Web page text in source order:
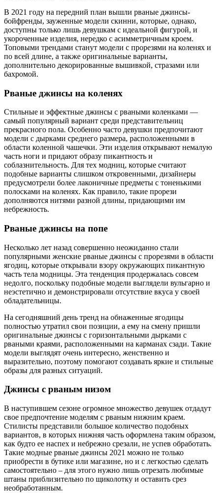
В 2021 году на передний план вышли рваные джинсы-
бойфренды, зауженные модели скинни, которые, однако,
доступны только лишь девушкам с идеальной фигурой, и
укороченные изделия, нередко с асимметричным кроем.
Топовыми трендами станут модели с прорезями на коленях и
по всей длине, а также оригинальные варианты,
дополнительно декорированные вышивкой, стразами или
бахромой.
Рваные джинсы на коленях
Стильные и эффектные джинсы с рваными коленками —
самый популярный вариант среди представительниц
прекрасного пола. Особенно часто девушки предпочитают
модели с дырками среднего размера, расположенными в
области коленной чашечки. Эти изделия открывают немалую
часть ноги и придают образу пикантность и
соблазнительность. Для тех модниц, которые считают
подобные варианты слишком откровенными, дизайнеры
предусмотрели более лаконичные предметы с тоненькими
полосками на коленях. Как правило, такие прорези
дополняются нитями разной длины, придающими им
небрежность.
Рваные джинсы на попе
Несколько лет назад совершенно неожиданно стали
популярными женские рваные джинсы с прорезями в области
ягодиц, которые открывали взору окружающих пикантную
часть тела модницы. Эта тенденция продержалась совсем
недолго, поскольку подобные модели выглядели вульгарно и
неэстетично и демонстрировали отсутствие вкуса у своей
обладательницы.
На сегодняшний день тренд на обнаженные ягодицы
полностью утратил свои позиции, а ему на смену пришли
оригинальные джинсы с горизонтальными дырками с
рваными краями, расположенными на карманах сзади. Такие
модели выглядят очень интересно, женственно и
выразительно, поэтому помогают создавать яркие и стильные
образы для разных ситуаций.
Джинсы с рваным низом
В наступившем сезоне огромное множество девушек отдадут
свое предпочтение моделям с рваным нижним краем.
Стилисты представили большое количество подобных
вариантов, в которых нижняя часть оформлена таким образом,
как будто ее наспех и небрежно срезали, не успев обработать.
Такие модные рваные джинсы 2021 можно не только
приобрести в бутике или магазине, но и с легкостью сделать
самостоятельно – для этого нужно лишь отрезать любимые
штаны приблизительно по щиколотку и оставить срез
необработанным.